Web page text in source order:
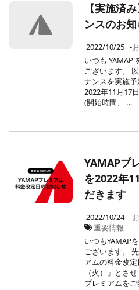
【実施済
ンスのお
2022/10/25 -
いつも YAMAP
ございます。
ナンスを実施
2022年11月17
(開始時間、 …
YAMAPプ
を2022年
だきます
2022/10/24 -
重要情報
いつもYAMAP
ございます。
アムの料金改
（火）」とさ
プレミアムを